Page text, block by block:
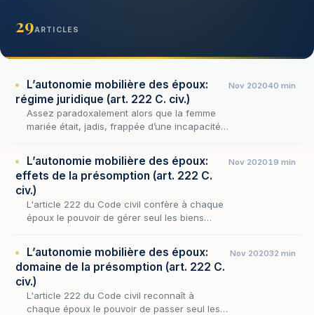
29ARTICLES
L’autonomie mobilière des époux:
régime juridique (art. 222 C. civ.)
Assez paradoxalement alors que la femme
mariée était, jadis, frappée d’une incapacité
plus pr…
Nov 202040 min
L’autonomie mobilière des époux:
effets de la présomption (art. 222 C.
civ.)
L'article 222 du Code civil confère à chaque
époux le pouvoir de gérer seul les biens
l'acte…
Nov 202019 min
L’autonomie mobilière des époux:
domaine de la présomption (art. 222 C.
civ.)
L'article 222 du Code civil reconnaît à
chaque époux le pouvoir de passer seul les
Nov 202032 min